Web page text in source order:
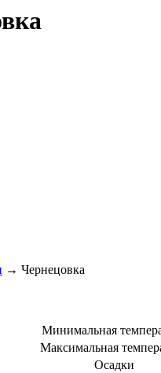
→ Чернецовка
Минимальная
Максимальная
Осадки